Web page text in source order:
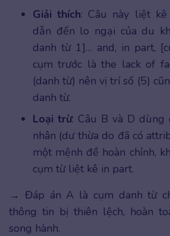
Giải thích: Câu này liệt kê
dẫn đến lo ngại của du
danh từ 1]… and, in part,
cụm trước là the lack of
(danh từ) nên vị trí số (5)
danh từ.
Loại trừ: Câu B và D dùng
nhân (dư thừa do đã có
một mệnh đề hoàn chỉnh,
cụm từ liệt kê in part.
→ Đáp án A là cụm danh từ
thông tin bị thiên lệch, hoàn
song hành.